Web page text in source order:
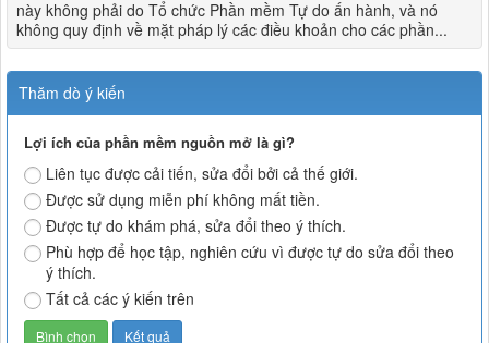
này không phải do Tổ chức Phần mềm Tự do ấn hành, và nó
không quy định về mặt pháp lý các điều khoản cho các phần...
Thăm dò ý kiến
Lợi ích của phần mềm nguồn mở là gì?
Liên tục được cải tiến, sửa đổi bởi cả thế giới.
Được sử dụng miễn phí không mất tiền.
Được tự do khám phá, sửa đổi theo ý thích.
Phù hợp để học tập, nghiên cứu vì được tự do sửa đổi theo
ý thích.
Tất cả các ý kiến trên